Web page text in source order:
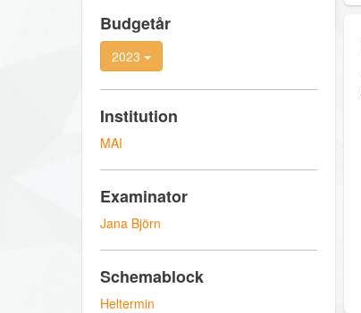
Budgetår
2023
Institution
MAI
Examinator
Jana Björn
Schemablock
Heltermin